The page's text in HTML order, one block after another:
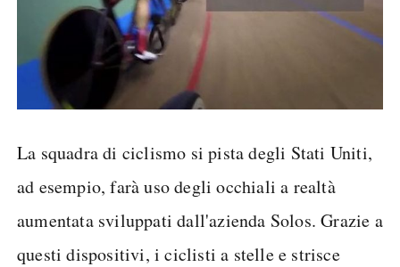
La squadra di ciclismo si pista degli Stati Uniti,
ad esempio, farà uso degli occhiali a realtà
aumentata sviluppati dall'azienda Solos. Grazie a
questi dispositivi, i ciclisti a stelle e strisce